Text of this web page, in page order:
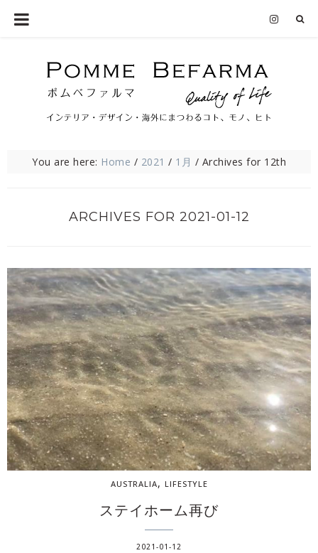
You are here: Home / 2021 / 1月 / Archives for 12th
ARCHIVES FOR 2021-01-12
AUSTRALIA, LIFESTYLE
ステイホーム再び
2021-01-12